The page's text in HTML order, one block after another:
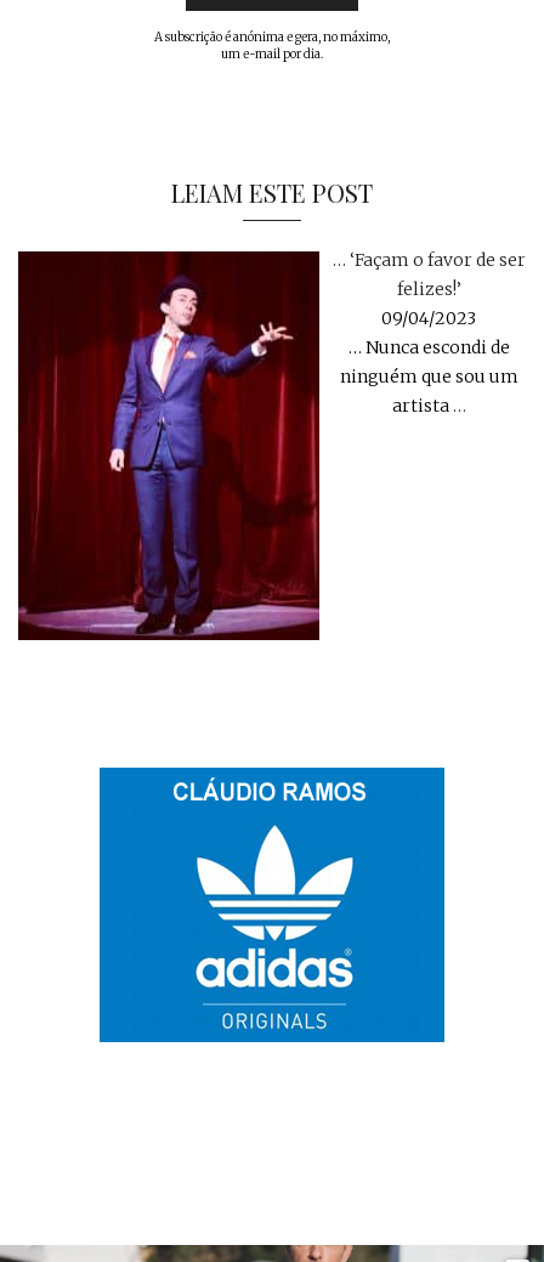
A subscrição é anónima e gera, no máximo,
um e-mail por dia.
LEIAM ESTE POST
… ‘Façam o favor de ser
felizes!’
09/04/2023
… Nunca escondi de
ninguém que sou um
artista…